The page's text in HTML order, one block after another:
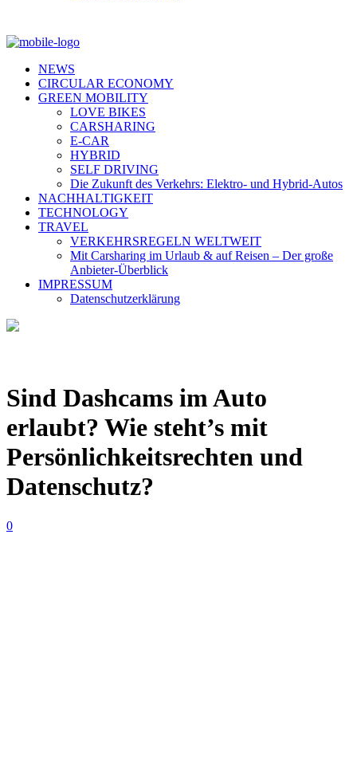
NEWS
CIRCULAR ECONOMY
GREEN MOBILITY
LOVE BIKES
CARSHARING
E-CAR
HYBRID
SELF DRIVING
Die Zukunft des Verkehrs: Elektro- und Hybrid-Autos
NACHHALTIGKEIT
TECHNOLOGY
TRAVEL
VERKEHRSREGELN WELTWEIT
Mit Carsharing im Urlaub & auf Reisen – Der große
Anbieter-Überblick
IMPRESSUM
Datenschutzerklärung
Sind Dashcams im Auto
erlaubt? Wie steht’s mit
Persönlichkeitsrechten und
Datenschutz?
0